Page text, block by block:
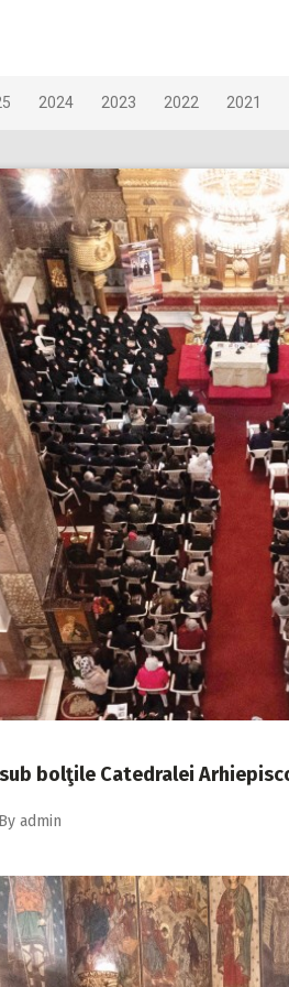
2024 2023 2022 2021
bolţile Catedralei
By admin